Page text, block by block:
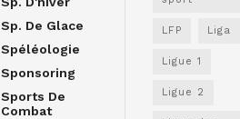
Sp. De Glace
Spéléologie
Sponsoring
Sports De
Combat
LFP Liga
Ligue 1
Ligue 2